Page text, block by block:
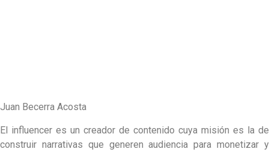
Juan Becerra Acosta
El influencer es un creador de contenido cuya misión es la de
construir narrativas que generen audiencia para monetizar y